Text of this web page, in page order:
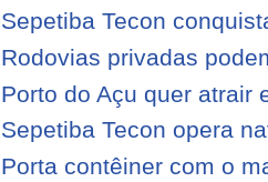
Sepetiba Tecon
Rodovias privadas
Porto do Açu quer atrair
Sepetiba Tecon opera
Porta contêiner com o